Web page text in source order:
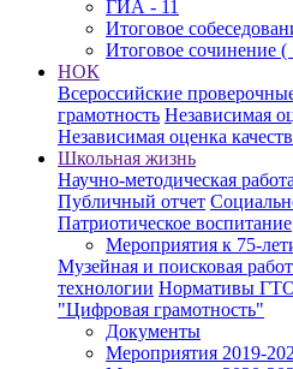
ГИА - 11
Итоговое
Итоговое сочинение (
НОК
Всероссийские
грамотность Независимая
Независимая оценка
Школьная жизнь
Научно-методическая работа
Публичный отчет
Патриотическое воспитание
Мероприятия к 75-
Музейная и поисковая
технологии Нормативы
"Цифровая грамотность"
Документы
Мероприятия 2019-